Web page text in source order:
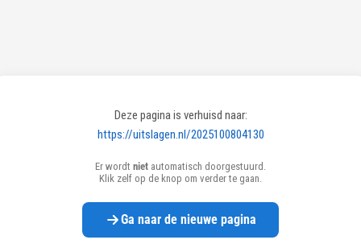
Deze pagina is verhuisd naar:
https://uitslagen.nl/2025100804130
Er wordt niet automatisch doorgestuurd.
Klik zelf op de knop om verder te gaan.
Ga naar de nieuwe pagina